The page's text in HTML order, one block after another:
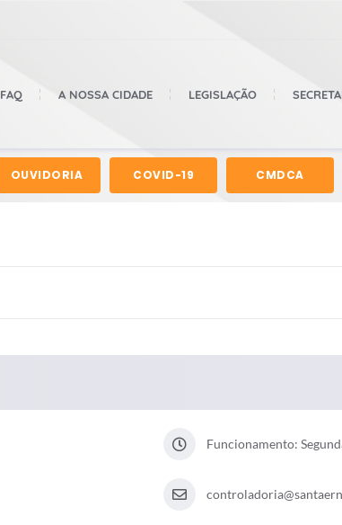
FAQ A NOSSA CIDADE LEGISLAÇÃO
OUVIDORIA COVID-19 CMDCA
Funcionamento: